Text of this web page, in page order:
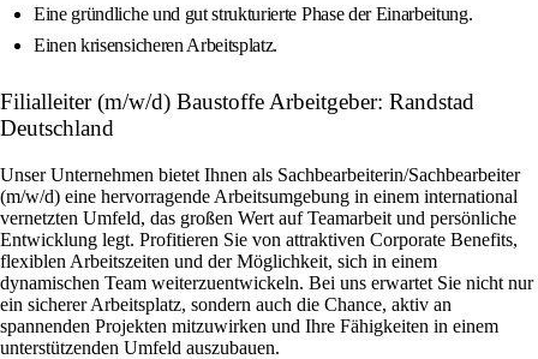
Eine gründliche und gut strukturierte Phase der Einarbeitung.
Einen krisensicheren Arbeitsplatz.
Filialleiter (m/w/d) Baustoffe Arbeitgeber: Randstad
Deutschland
Unser Unternehmen bietet Ihnen als Sachbearbeiterin/Sachbearbeiter
(m/w/d) eine hervorragende Arbeitsumgebung in einem international
vernetzten Umfeld, das großen Wert auf Teamarbeit und persönliche
Entwicklung legt. Profitieren Sie von attraktiven Corporate Benefits,
flexiblen Arbeitszeiten und der Möglichkeit, sich in einem
dynamischen Team weiterzuentwickeln. Bei uns erwartet Sie nicht nur
ein sicherer Arbeitsplatz, sondern auch die Chance, aktiv an
spannenden Projekten mitzuwirken und Ihre Fähigkeiten in einem
unterstützenden Umfeld auszubauen.